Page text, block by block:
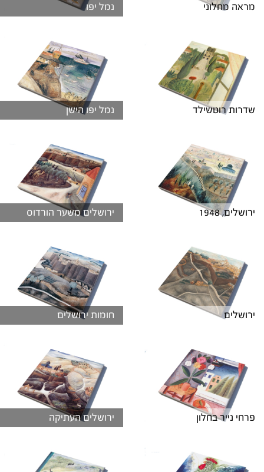
מראה מחלוני נמל יפו
שדרות רוטשילד נמל יפו הישן
ירושלים, 1948 ירושלים משער הורדוס
ירושלים חומות ירושלים
פרחי נייר בחלון ירושלים העתיקה